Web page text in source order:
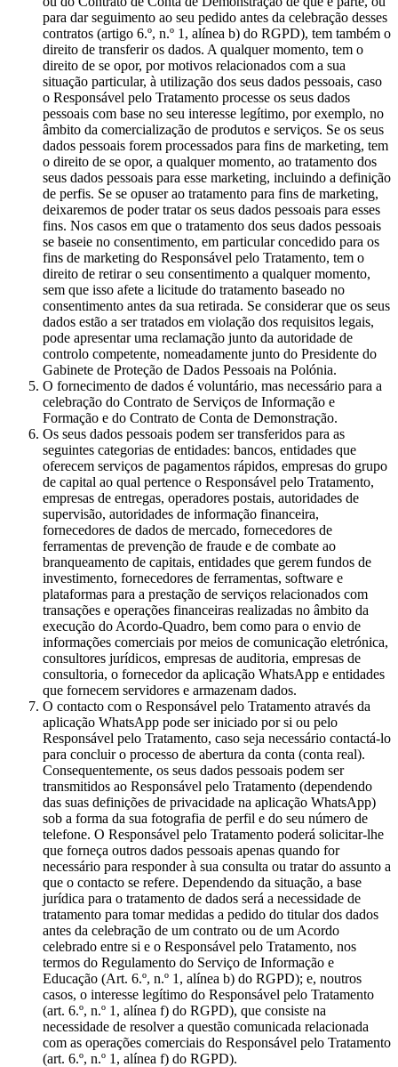
para dar seguimento ao seu pedido antes da celebração desses
contratos (artigo 6.º, n.º 1, alínea b) do RGPD), tem também o
direito de transferir os dados. A qualquer momento, tem o
direito de se opor, por motivos relacionados com a sua
situação particular, à utilização dos seus dados pessoais, caso
o Responsável pelo Tratamento processe os seus dados
pessoais com base no seu interesse legítimo, por exemplo, no
âmbito da comercialização de produtos e serviços. Se os seus
dados pessoais forem processados para fins de marketing, tem
o direito de se opor, a qualquer momento, ao tratamento dos
seus dados pessoais para esse marketing, incluindo a definição
de perfis. Se se opuser ao tratamento para fins de marketing,
deixaremos de poder tratar os seus dados pessoais para esses
fins. Nos casos em que o tratamento dos seus dados pessoais
se baseie no consentimento, em particular concedido para os
fins de marketing do Responsável pelo Tratamento, tem o
direito de retirar o seu consentimento a qualquer momento,
sem que isso afete a licitude do tratamento baseado no
consentimento antes da sua retirada. Se considerar que os seus
dados estão a ser tratados em violação dos requisitos legais,
pode apresentar uma reclamação junto da autoridade de
controlo competente, nomeadamente junto do Presidente do
Gabinete de Proteção de Dados Pessoais na Polónia.
O fornecimento de dados é voluntário, mas necessário para a
celebração do Contrato de Serviços de Informação e
Formação e do Contrato de Conta de Demonstração.
Os seus dados pessoais podem ser transferidos para as
seguintes categorias de entidades: bancos, entidades que
oferecem serviços de pagamentos rápidos, empresas do grupo
de capital ao qual pertence o Responsável pelo Tratamento,
empresas de entregas, operadores postais, autoridades de
supervisão, autoridades de informação financeira,
fornecedores de dados de mercado, fornecedores de
ferramentas de prevenção de fraude e de combate ao
branqueamento de capitais, entidades que gerem fundos de
investimento, fornecedores de ferramentas, software e
plataformas para a prestação de serviços relacionados com
transações e operações financeiras realizadas no âmbito da
execução do Acordo-Quadro, bem como para o envio de
informações comerciais por meios de comunicação eletrónica,
consultores jurídicos, empresas de auditoria, empresas de
consultoria, o fornecedor da aplicação WhatsApp e entidades
que fornecem servidores e armazenam dados.
O contacto com o Responsável pelo Tratamento através da
aplicação WhatsApp pode ser iniciado por si ou pelo
Responsável pelo Tratamento, caso seja necessário contactá-lo
para concluir o processo de abertura da conta (conta real).
Consequentemente, os seus dados pessoais podem ser
transmitidos ao Responsável pelo Tratamento (dependendo
das suas definições de privacidade na aplicação WhatsApp)
sob a forma da sua fotografia de perfil e do seu número de
telefone. O Responsável pelo Tratamento poderá solicitar-lhe
que forneça outros dados pessoais apenas quando for
necessário para responder à sua consulta ou tratar do assunto a
que o contacto se refere. Dependendo da situação, a base
jurídica para o tratamento de dados será a necessidade de
tratamento para tomar medidas a pedido do titular dos dados
antes da celebração de um contrato ou de um Acordo
celebrado entre si e o Responsável pelo Tratamento, nos
termos do Regulamento do Serviço de Informação e
Educação (Art. 6.º, n.º 1, alínea b) do RGPD); e, noutros
casos, o interesse legítimo do Responsável pelo Tratamento
(art. 6.º, n.º 1, alínea f) do RGPD), que consiste na
necessidade de resolver a questão comunicada relacionada
com as operações comerciais do Responsável pelo Tratamento
(art. 6.º, n.º 1, alínea f) do RGPD).